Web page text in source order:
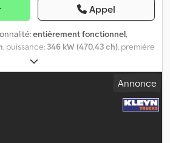
Appel
entièrement fonctionnel,
, puissance: 346 kW (470,43 ch), première
, type de carburant:
4x2, empattement:390 mm,
, nombre de
gauche,
Annonce